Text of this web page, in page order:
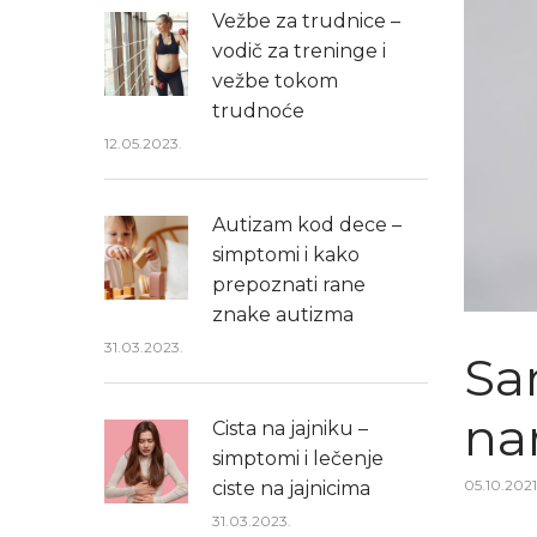
Posted
Vežbe za trudnice –
vodič za treninge i
vežbe tokom
trudnoće
12.05.2023.
Autizam kod dece –
simptomi i kako
prepoznati rane
znake autizma
31.03.2023.
Cista na jajniku –
simptomi i lečenje
ciste na jajnicima
31.03.2023.